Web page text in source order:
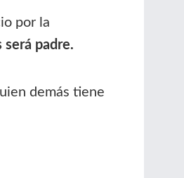
por la
será padre.
demás tiene